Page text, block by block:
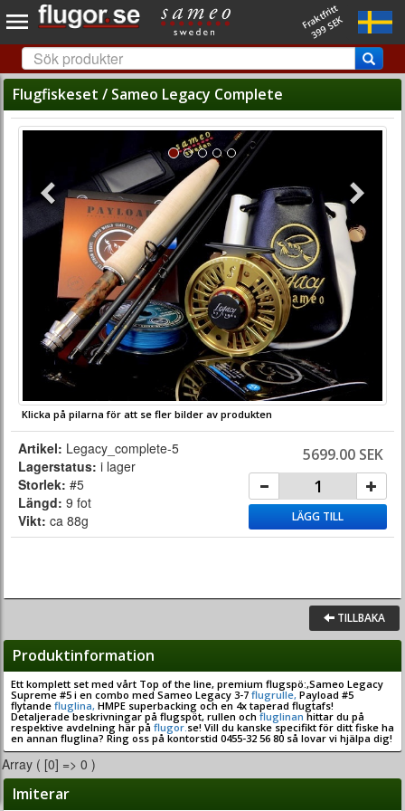
Fraktfritt
399 SEK
Flugfiskeset / Sameo Legacy Complete
Klicka på pilarna för att se fler bilder av produkten
Artikel: Legacy_complete-5
Lagerstatus: i lager
Storlek: #5
Längd: 9 fot
Vikt: ca 88g
5699.00 SEK
LÄGG TILL
TILLBAKA
Produktinformation
Ett komplett set med vårt Top of the line, premium flugspö:,Sameo Legacy
Supreme #5 i en combo med Sameo Legacy 3-7 flugrulle, Payload #5
flytande fluglina, HMPE superbacking och en 4x taperad flugtafs!
Detaljerade beskrivningar på flugspöt, rullen och fluglinanhittar du på
respektive avdelning här på flugor.se! Vill du kanske specifikt för ditt fiske ha
en annan fluglina? Ring oss på kontorstid 0455-32 56 80 så lovar vi hjälpa dig!
Array ( [0] => 0 )
Imiterar